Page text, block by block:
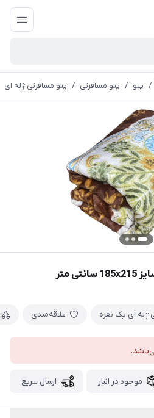
/ پتو / پتو مسافرتی / پتو مسافرتی ژله ای
ژله ای یک نفره علاقه‌مندی
موجود در انبار ارسال سریع